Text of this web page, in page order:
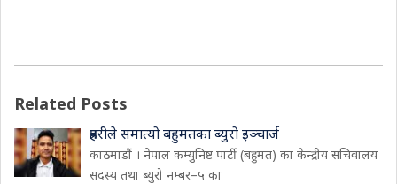
Related Posts
प्रहरीले समात्यो बहुमतका ब्युरो इञ्चार्ज
काठमाडौं । नेपाल कम्युनिष्ट पार्टी (बहुमत) का केन्द्रीय सचिवालय
सदस्य तथा ब्युरो नम्बर–५ का